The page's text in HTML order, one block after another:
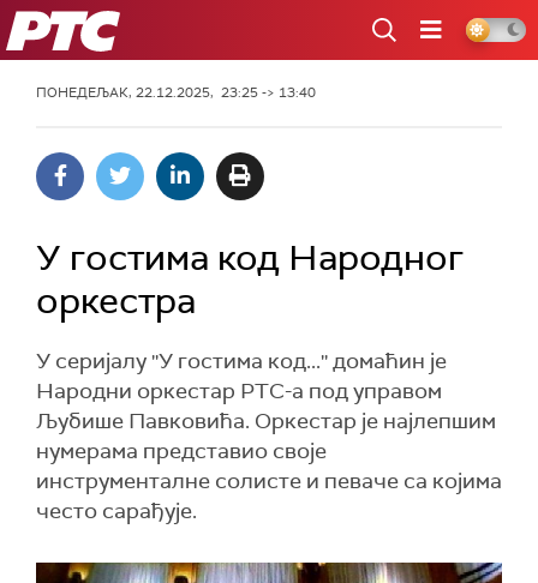
РТС
ПОНЕДЕЉАК, 22.12.2025, 23:25 -> 13:40
У гостима код Народног
оркестра
У серијалу ''У гостима код...'' домаћин je
Народни оркестар РТС-а под управом
Љубише Павковића. Оркестар је најлепшим
нумерама представио своје
инструменталне солисте и певаче са којима
често сарађује.